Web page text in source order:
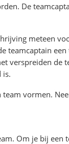
De
meteen
teamcaptain
verspreiden de
is.
vormen.
Om je bij een